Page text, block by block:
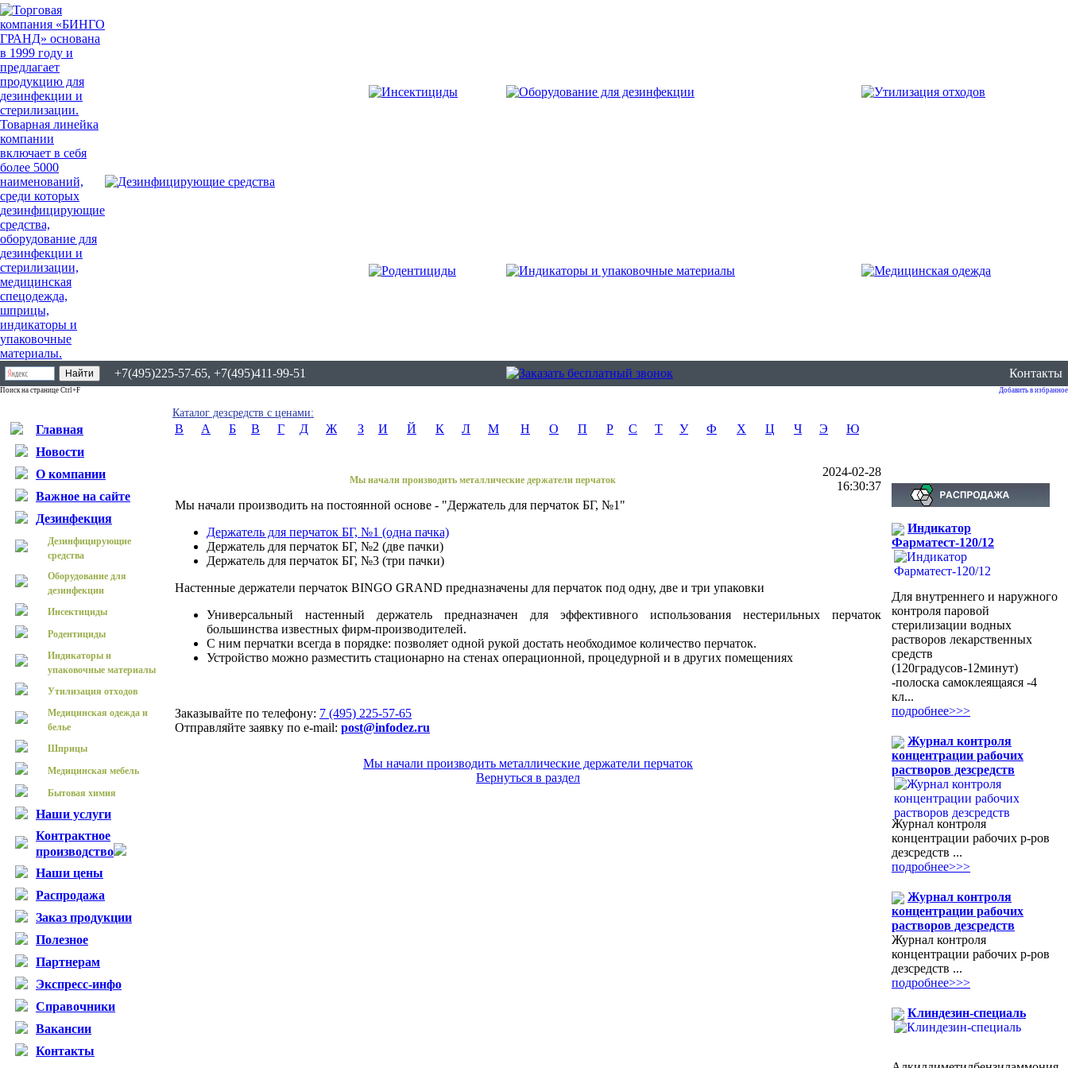
+7(495)225-57-65, +7(495)411-99-51 Контакты
Поиск на странице Ctrl+F Добавить в избранное
Главная
Новости
О компании
Важное на сайте
Дезинфекция
Дезинфицирующие
средства
Оборудование для
дезинфекции
Инсектициды
Родентициды
Индикаторы и
упаковочные материалы
Утилизация отходов
Медицинская одежда и
белье
Шприцы
Медицинская мебель
Бытовая химия
Наши услуги
Контрактное
производство
Наши цены
Распродажа
Заказ продукции
Полезное
Партнерам
Экспресс-инфо
Справочники
Вакансии
Контакты
Каталог дезсредств с ценами:
B А Б В Г Д Ж З И Й К Л М Н О П Р С Т У Ф Х Ц Ч Э Ю
Мы начали производить металлические держатели перчаток
2024-02-28
16:30:37
Мы начали производить на постоянной основе - "Держатель для перчаток БГ, №1"
Держатель для перчаток БГ, №1 (одна пачка)
Держатель для перчаток БГ, №2 (две пачки)
Держатель для перчаток БГ, №3 (три пачки)
Настенные держатели перчаток BINGO GRAND предназначены для перчаток под одну, две и три упаковки
Универсальный настенный держатель предназначен для эффективного использования нестерильных перчаток
большинства известных фирм-производителей.
С ним перчатки всегда в порядке: позволяет одной рукой достать необходимое количество перчаток.
Устройство можно разместить стационарно на стенах операционной, процедурной и в других помещениях
Заказывайте по телефону: 7 (495) 225-57-65
Отправляйте заявку по e-mail: post@infodez.ru
Мы начали производить металлические держатели перчаток
Вернуться в раздел
Индикатор
Фарматест-120/12
Для внутреннего и наружного
контроля паровой
стерилизации водных
растворов лекарственных
средств
(120градусов-12минут)
-полоска самоклеящаяся -4
кл...
подробнее>>>
Журнал контроля
концентрации рабочих
растворов дезсредств
Журнал контроля
концентрации рабочих р-ров
дезсредств ...
подробнее>>>
Журнал контроля
концентрации рабочих
растворов дезсредств
Журнал контроля
концентрации рабочих р-ров
дезсредств ...
подробнее>>>
Клиндезин-специаль